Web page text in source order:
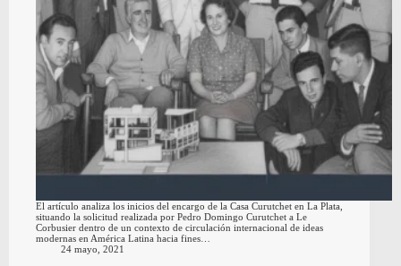
El artículo analiza los inicios del encargo de la Casa Curutchet en La Plata,
situando la solicitud realizada por Pedro Domingo Curutchet a Le
Corbusier dentro de un contexto de circulación internacional de ideas
modernas en América Latina hacia fines…
24 mayo, 2021